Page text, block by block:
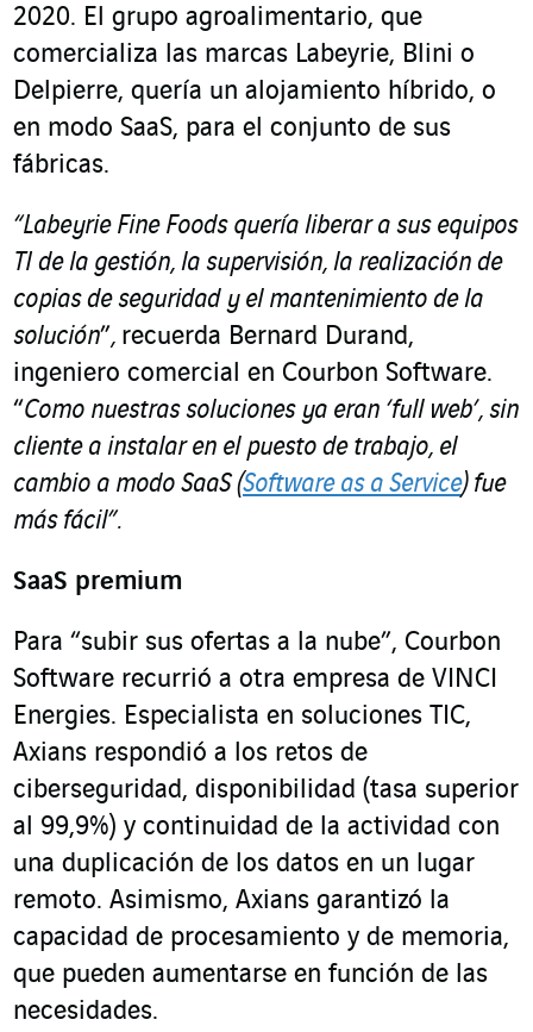
2020. El grupo agroalimentario, que
comercializa las marcas Labeyrie, Blini o
Delpierre, quería un alojamiento híbrido, o
en modo SaaS, para el conjunto de sus
fábricas.
“Labeyrie Fine Foods quería liberar a sus equipos
TI de la gestión, la supervisión, la realización de
copias de seguridad y el mantenimiento de la
solución”, recuerda Bernard Durand,
ingeniero comercial en Courbon Software.
“Como nuestras soluciones ya eran ‘full web’, sin
cliente a instalar en el puesto de trabajo, el
cambio a modo SaaS (Software as a Service) fue
más fácil”.
SaaS premium
Para “subir sus ofertas a la nube”, Courbon
Software recurrió a otra empresa de VINCI
Energies. Especialista en soluciones TIC,
Axians respondió a los retos de
ciberseguridad, disponibilidad (tasa superior
al 99,9%) y continuidad de la actividad con
una duplicación de los datos en un lugar
remoto. Asimismo, Axians garantizó la
capacidad de procesamiento y de memoria,
que pueden aumentarse en función de las
necesidades.